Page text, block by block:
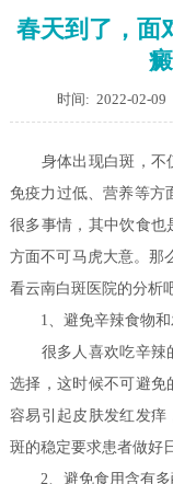
春天到了，面
时间: 2022-02-09
身体出现白斑，不仅
免疫力过低、营养等方
很多事情，其中饮食也
方面不可马虎大意。那
看云南白斑医院的分析
1、避免辛辣食物和
很多人喜欢吃辛辣的
选择，这时候不可避免
容易引起皮肤发红发痒
斑的稳定要求患者做好
2、避免食用含有多